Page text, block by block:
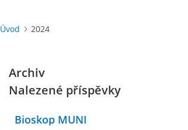
Úvod 2024
Archiv
Nalezené příspěvky
Bioskop MUNI